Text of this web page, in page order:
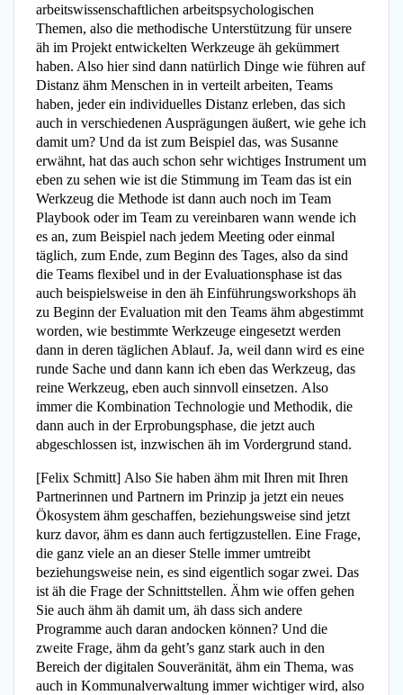
arbeitswissenschaftlichen arbeitspsychologischen
Themen, also die methodische Unterstützung für unsere
äh im Projekt entwickelten Werkzeuge äh gekümmert
haben. Also hier sind dann natürlich Dinge wie führen auf
Distanz ähm Menschen in in verteilt arbeiten, Teams
haben, jeder ein individuelles Distanz erleben, das sich
auch in verschiedenen Ausprägungen äußert, wie gehe ich
damit um? Und da ist zum Beispiel das, was Susanne
erwähnt, hat das auch schon sehr wichtiges Instrument um
eben zu sehen wie ist die Stimmung im Team das ist ein
Werkzeug die Methode ist dann auch noch im Team
Playbook oder im Team zu vereinbaren wann wende ich
es an, zum Beispiel nach jedem Meeting oder einmal
täglich, zum Ende, zum Beginn des Tages, also da sind
die Teams flexibel und in der Evaluationsphase ist das
auch beispielsweise in den äh Einführungsworkshops äh
zu Beginn der Evaluation mit den Teams ähm abgestimmt
worden, wie bestimmte Werkzeuge eingesetzt werden
dann in deren täglichen Ablauf. Ja, weil dann wird es eine
runde Sache und dann kann ich eben das Werkzeug, das
reine Werkzeug, eben auch sinnvoll einsetzen. Also
immer die Kombination Technologie und Methodik, die
dann auch in der Erprobungsphase, die jetzt auch
abgeschlossen ist, inzwischen äh im Vordergrund stand.
[Felix Schmitt] Also Sie haben ähm mit Ihren mit Ihren
Partnerinnen und Partnern im Prinzip ja jetzt ein neues
Ökosystem ähm geschaffen, beziehungsweise sind jetzt
kurz davor, ähm es dann auch fertigzustellen. Eine Frage,
die ganz viele an an dieser Stelle immer umtreibt
beziehungsweise nein, es sind eigentlich sogar zwei. Das
ist äh die Frage der Schnittstellen. Ähm wie offen gehen
Sie auch ähm äh damit um, äh dass sich andere
Programme auch daran andocken können? Und die
zweite Frage, ähm da geht’s ganz stark auch in den
Bereich der digitalen Souveränität, ähm ein Thema, was
auch in Kommunalverwaltung immer wichtiger wird, also